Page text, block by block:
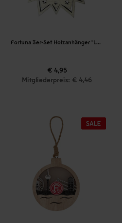
Fortuna 3er-Set Holzanhänger "Logo"
€ 4,95
Mitgliederpreis: € 4,46